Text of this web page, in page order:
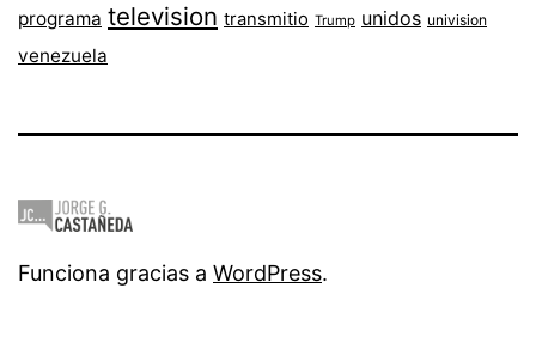
programa television transmitio Trump unidos univision
venezuela
Funciona gracias a WordPress.